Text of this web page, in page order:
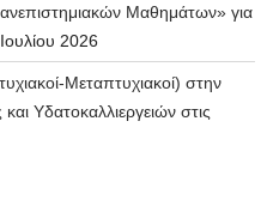
Μαθημάτων» για
2026
Μεταπτυχιακοί) στην
Υδατοκαλλιεργειών στις